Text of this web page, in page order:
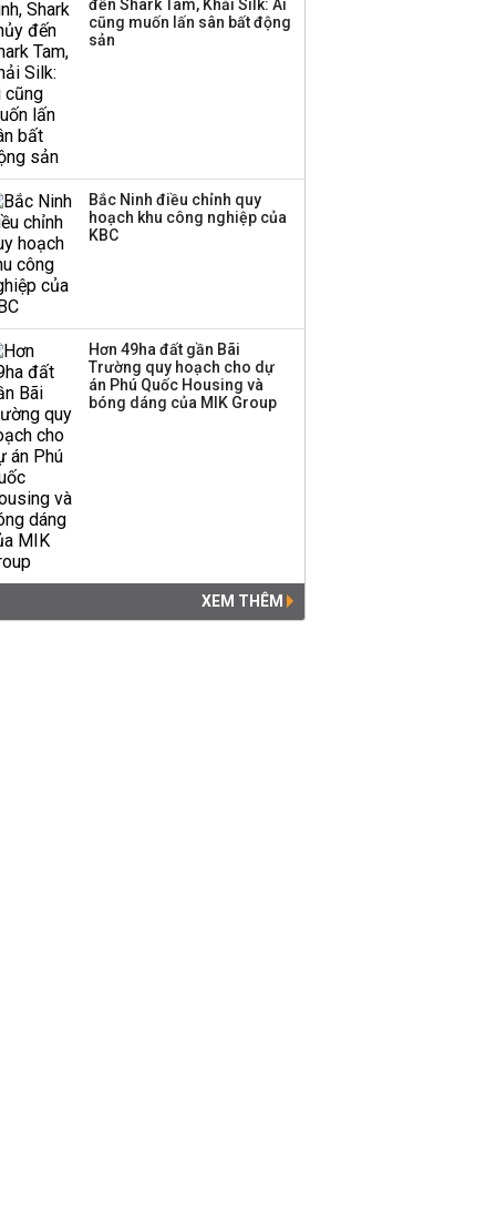
Thị trường thường
đến Shark Tam, Khải Silk: Ai
cũng muốn lấn sân bất động
sản
Bắc Ninh điều chỉnh quy
hoạch khu công nghiệp của
KBC
Hơn 49ha đất gần Bãi
Trường quy hoạch cho dự
án Phú Quốc Housing và
bóng dáng của MIK Group
XEM THÊM